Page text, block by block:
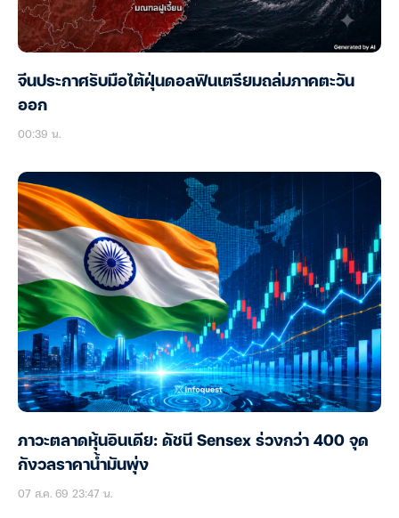
จีนประกาศรับมือไต้ฝุ่นดอลฟินเตรียมถล่มภาคตะวัน
ออก
00:39 น.
ภาวะตลาดหุ้นอินเดีย: ดัชนี Sensex ร่วงกว่า 400 จุด
กังวลราคาน้ำมันพุ่ง
07 ส.ค. 69 23:47 น.